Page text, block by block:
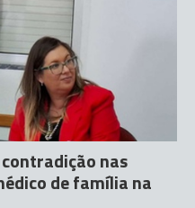
nas
de família na